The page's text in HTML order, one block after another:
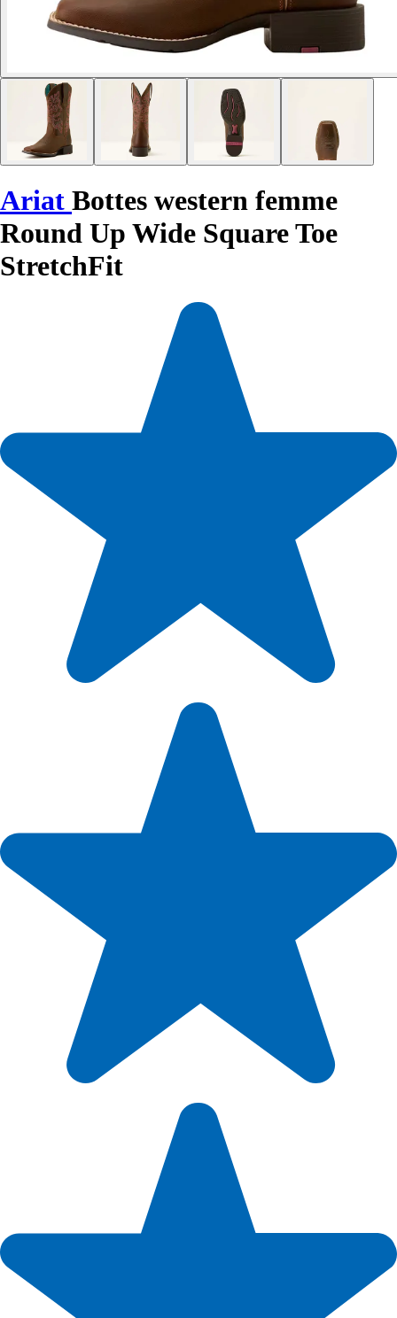
Ariat Bottes western femme
Round Up Wide Square Toe
StretchFit